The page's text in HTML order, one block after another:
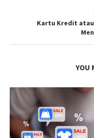
Kartu Kredit atau
YOU